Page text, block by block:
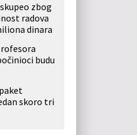
zbog
radova
dinara
budu
skoro tri